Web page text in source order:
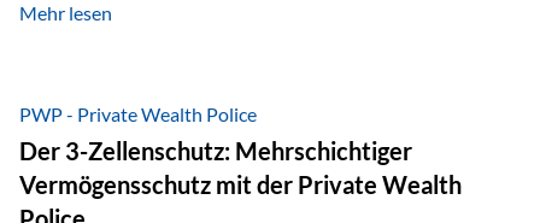
Dynamik in das Jahr 2026 gestartet. Zwischen dem
Währungen: +11,5 % Bereits 2025 war ein außergewöhnlich
starkes Jahr: +64,4 % in USD Durchschnitt über alle
Währungen: +56,6 % Langfristig zeigt sich ebenfalls ein
solides…
Mehr lesen
PWP - Private Wealth Police
Der 3-Zellenschutz: Mehrschichtiger
Vermögensschutz mit der Private Wealth